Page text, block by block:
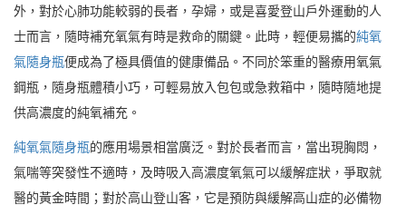
外，對於心肺功能較弱的長者，孕婦，或是喜愛登山戶外運動的人
士而言，隨時補充氧氣有時是救命的關鍵。此時，輕便易攜的純氧
氣隨身瓶便成為了極具價值的健康備品。不同於笨重的醫療用氧氣
鋼瓶，隨身瓶體積小巧，可輕易放入包包或急救箱中，隨時隨地提
供高濃度的純氧補充。
純氧氣隨身瓶的應用場景相當廣泛。對於長者而言，當出現胸悶，
氣喘等突發性不適時，及時吸入高濃度氧氣可以緩解症狀，爭取就
醫的黃金時間；對於高山登山客，它是預防與緩解高山症的必備物